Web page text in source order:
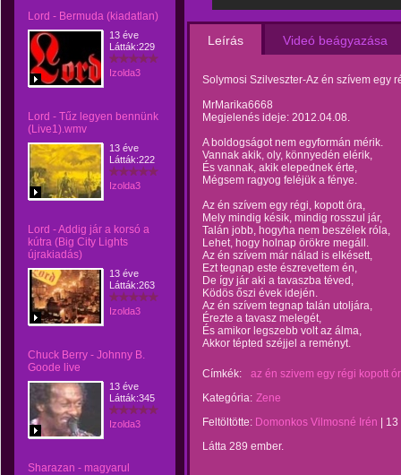
Lord - Bermuda (kiadatlan)
13 éve
Látták:229
Izolda3
Lord - Tűz legyen bennünk
(Live1).wmv
13 éve
Látták:222
Izolda3
Lord - Addig jár a korsó a
kútra (Big City Lights
újrakiadás)
13 éve
Látták:263
Izolda3
Chuck Berry - Johnny B.
Goode live
13 éve
Látták:345
Izolda3
Sharazan - magyarul
Leírás Videó beágyazása
Solymosi Szilveszter-Az én szívem egy
MrMarika6668
Megjelenés ideje: 2012.04.08.
A boldogságot nem egyformán mérik.
Vannak akik, oly, könnyedén elérik,
És vannak, akik elepednek érte,
Mégsem ragyog feléjük a fénye.
Az én szívem egy régi, kopott óra,
Mely mindig késik, mindig rosszul jár,
Talán jobb, hogyha nem beszélek róla,
Lehet, hogy holnap örökre megáll.
Az én szívem már nálad is elkésett,
Ezt tegnap este észrevettem én,
De így jár aki a tavaszba téved,
Ködös őszi évek idején.
Az én szívem tegnap talán utoljára,
Érezte a tavasz melegét,
És amikor legszebb volt az álma,
Akkor tépted széjjel a reményt.
Címkék:
az én szivem egy régi kopott
Kategória: Zene
Feltöltötte: Domonkos Vilmosné Irén
13
Látta 289 ember.